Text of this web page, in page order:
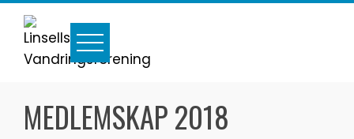
Skip
content
MEDLEMSKAP 2018